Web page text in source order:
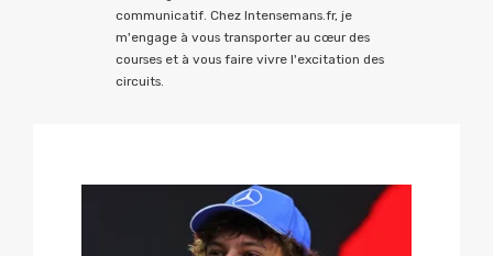
communicatif. Chez Intensemans.fr, je
m'engage à vous transporter au cœur des
courses et à vous faire vivre l'excitation des
circuits.